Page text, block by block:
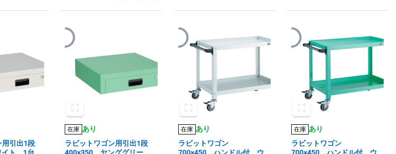
用引出1段
在庫 あり
ラビットワゴン用引出1段
在庫 あり
ラビットワゴン
在庫 あり
ラビットワゴン